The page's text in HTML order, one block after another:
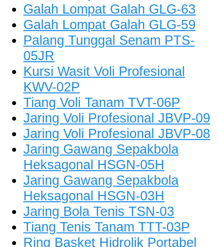
Galah Lompat Galah GLG-63
Galah Lompat Galah GLG-59
Palang Tunggal Senam PTS-
05JR
Kursi Wasit Voli Profesional
KWV-02P
Tiang Voli Tanam TVT-06P
Jaring Voli Profesional JBVP-09
Jaring Voli Profesional JBVP-08
Jaring Gawang Sepakbola
Heksagonal HSGN-05H
Jaring Gawang Sepakbola
Heksagonal HSGN-03H
Jaring Bola Tenis TSN-03
Tiang Tenis Tanam TTT-03P
Ring Basket Hidrolik Portabel